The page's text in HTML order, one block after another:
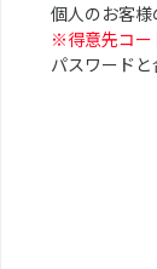
個人のお客様
※得意先コー
パスワードと